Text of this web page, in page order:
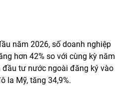
năm 2026, số doanh nghiệp
hơn 42% so với cùng kỳ năm
tư nước ngoài đăng ký vào
la Mỹ, tăng 34,9%.